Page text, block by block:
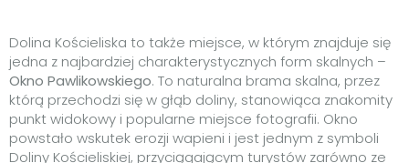
Dolina Kościeliska to także miejsce, w którym znajduje się
jedna z najbardziej charakterystycznych form skalnych –
Okno Pawlikowskiego. To naturalna brama skalna, przez
którą przechodzi się w głąb doliny, stanowiąca znakomity
punkt widokowy i popularne miejsce fotografii. Okno
powstało wskutek erozji wapieni i jest jednym z symboli
Doliny Kościeliskiej, przyciągającym turystów zarówno ze